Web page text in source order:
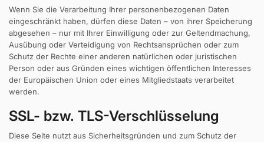
Wenn Sie die Verarbeitung Ihrer personenbezogenen Daten
eingeschränkt haben, dürfen diese Daten – von ihrer Speicherung
abgesehen – nur mit Ihrer Einwilligung oder zur Geltendmachung,
Ausübung oder Verteidigung von Rechtsansprüchen oder zum
Schutz der Rechte einer anderen natürlichen oder juristischen
Person oder aus Gründen eines wichtigen öffentlichen Interesses
der Europäischen Union oder eines Mitgliedstaats verarbeitet
werden.
SSL- bzw. TLS-Verschlüsselung
Diese Seite nutzt aus Sicherheitsgründen und zum Schutz der